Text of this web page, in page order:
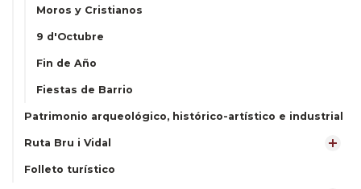
Moros y Cristianos
9 d'Octubre
Fin de Año
Fiestas de Barrio
Patrimonio arqueológico, histórico-artístico e industrial
Ruta Bru i Vidal
Folleto turístico